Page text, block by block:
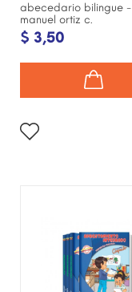
abecedario bilingue -
manuel ortiz c.
$ 3,50